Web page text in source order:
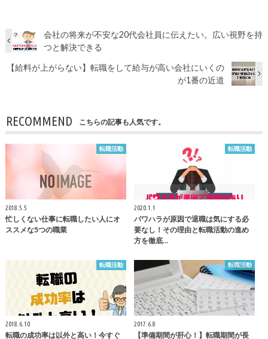
会社の将来が不安な20代会社員に伝えたい。広い視野を持
つと解決できる
【給料が上がらない】転職をして給与が高い会社にいくの
が1番の近道
RECOMMEND こちらの記事も人気です。
転職活動
2018.5.5
忙しくない仕事に転職したい人にオ
ススメな5つの職業
転職活動
2020.1.1
パワハラが原因で退職は気にする必
要なし！その理由と転職活動の進め
方を徹底…
転職活動
2018.6.10
転職の成功率は以外と高い！今すぐ
転職活動
2017.6.8
【準備期間が肝心！】転職期間が長